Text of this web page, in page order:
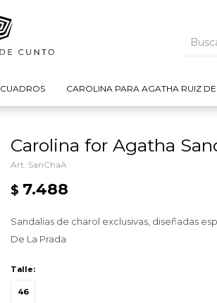
CUADROS CAROLINA PARA AGATHA RUIZ
Carolina for Agatha
SanChaA
$ 7.488
Sandalias de charol exclusivas, diseñadas
De La Prada
Talle:
46